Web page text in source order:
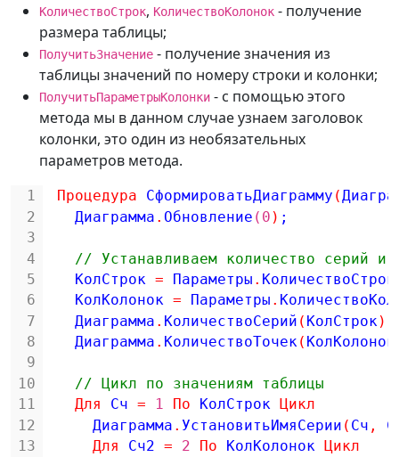
КоличествоСтрок, КоличествоКолонок - получение
размера таблицы;
ПолучитьЗначение - получение значения из
таблицы значений по номеру строки и колонки;
ПолучитьПараметрыКолонки - с помощью этого
метода мы в данном случае узнаем заголовок
колонки, это один из необязательных
параметров метода.
1
2
3
4
5
6
7
8
9
10
11
12
13
Процедура СформироватьДиаграмму (
Диаграмма . Обновление (0 ) ;
// Устанавливаем количество серий и
КолСтрок = Параметры . КоличествоСтрок
КолКолонок = Параметры .
Диаграмма . КоличествоСерий ( КолСтрок )
Диаграмма . КоличествоТочек(
// Цикл по значениям таблицы
Для
Сч = 1 По КолСтрок
Цикл
Диаграмма . УстановитьИмяСерии ( Сч ,
Для
Сч2 = 2 По КолКолонок Цикл